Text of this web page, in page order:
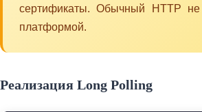
сертификаты. Обычный HTTP не
платформой.
Реализация Long Polling